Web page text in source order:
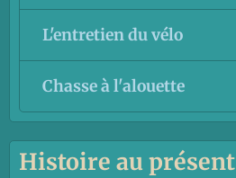
L'entretien du vélo
Chasse à l'alouette
Histoire au présent